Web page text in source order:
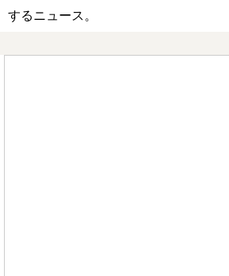
するニュース。